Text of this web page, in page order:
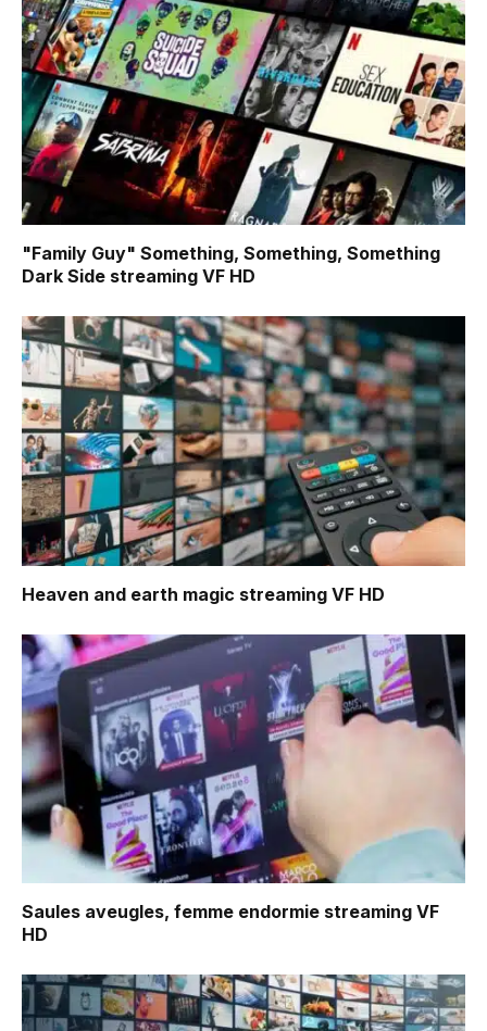
"Family Guy" Something, Something, Something
Dark Side streaming VF HD
Heaven and earth magic streaming VF HD
Saules aveugles, femme endormie streaming VF
HD